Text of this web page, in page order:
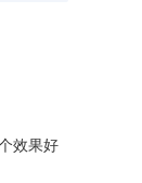
效果好